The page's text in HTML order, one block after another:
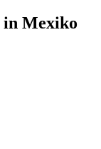
in Mexiko